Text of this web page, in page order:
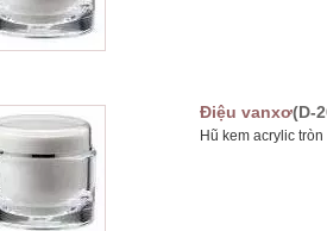
Điệu vanxơ(D-
Hũ kem acrylic